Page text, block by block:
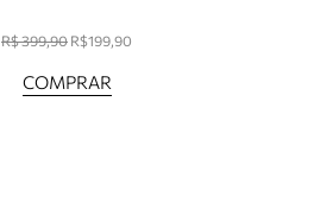
R$ 399,90 R$199,90
COMPRAR